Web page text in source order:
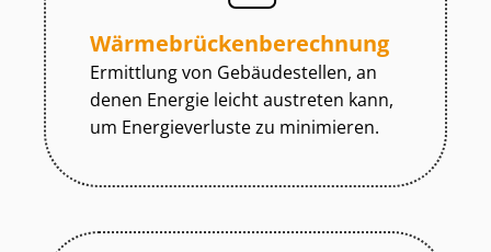
Wär­me­brü­cken­be­rech­nung
Ermittlung von Gebäudestellen, an
denen Energie leicht austreten kann,
um Energieverluste zu minimieren.